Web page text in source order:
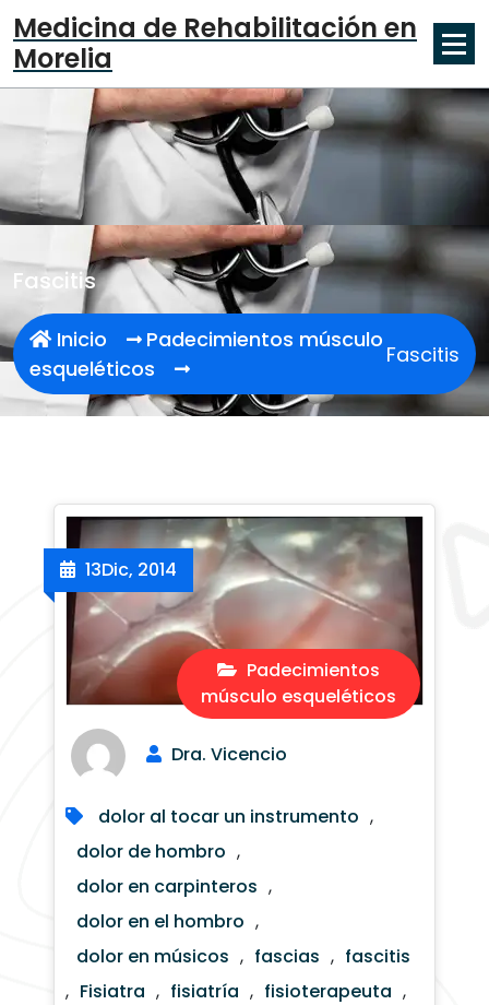
to
content
Medicina de Rehabilitación en
Morelia
Fascitis
Inicio
Padecimientos músculo
esqueléticos
Fascitis
Padecimientos
músculo esqueléticos
13Dic, 2014
Dra. Vicencio
dolor al tocar un instrumento ,
dolor de hombro ,
dolor en carpinteros ,
dolor en el hombro ,
dolor en músicos , fascias , fascitis
, Fisiatra , fisiatría , fisioterapeuta ,